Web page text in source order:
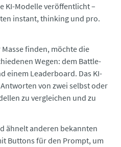
KI-Modelle veröffentlicht –
instant, thinking und pro.
finden, möchte die
Wegen: dem Battle-
einem Leaderboard. Das KI-
von zwei selbst oder
zu vergleichen und zu
ähnelt anderen bekannten
Buttons für den Prompt, um